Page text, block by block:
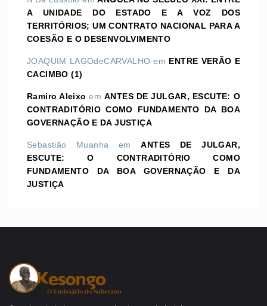
A UNIDADE DO ESTADO E A VOZ DOS
TERRITÓRIOS; UM CONTRATO NACIONAL PARA A
COESÃO E O DESENVOLVIMENTO
JOAQUIM LAGOdeCARVALHO em ENTRE VERÃO E
CACIMBO (1)
Ramiro Aleixo emANTES DE JULGAR, ESCUTE: O
CONTRADITÓRIO COMO FUNDAMENTO DA BOA
GOVERNAÇÃO E DA JUSTIÇA
Sebastião Muanha emANTES DE JULGAR,
ESCUTE: O CONTRADITÓRIO COMO
FUNDAMENTO DA BOA GOVERNAÇÃO E DA
JUSTIÇA